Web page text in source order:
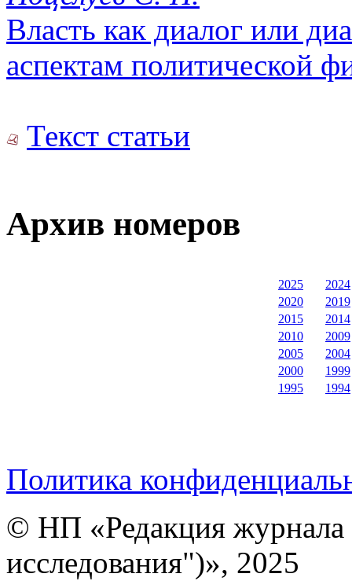
Власть как диалог или
аспектам политической
Текст статьи
Архив номеров
2025
2024
2020
2019
2015
2014
2010
2009
2005
2004
2000
1999
1995
1994
Политика
© НП «Редакция
исследования")», 2025